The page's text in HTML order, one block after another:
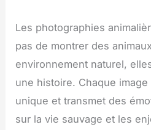
Les photographies
pas de montrer des
environnement naturel,
une histoire. Chaque
unique et transmet des
sur la vie sauvage et les